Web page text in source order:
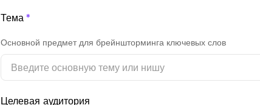
Тема *
Основной предмет для брейншторминга ключевых слов
Целевая аудитория